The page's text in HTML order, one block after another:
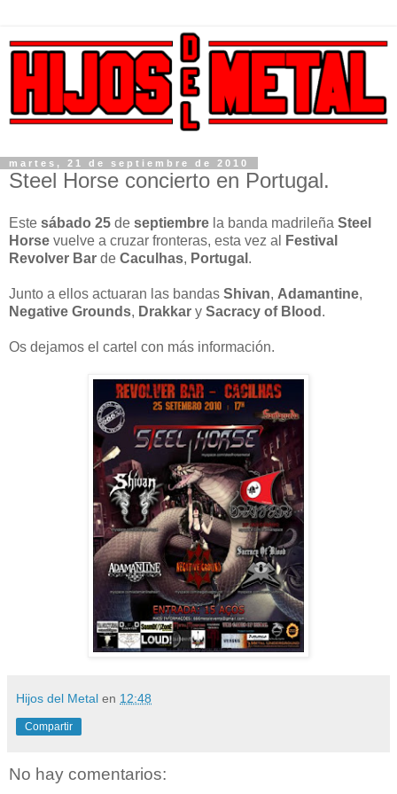
martes, 21 de septiembre de 2010
Steel Horse concierto en Portugal.
Este sábado 25 de septiembre la banda madrileña Steel
Horse vuelve a cruzar fronteras, esta vez al
Festival
Revolver Bar de Caculhas, Portugal .
Junto a ellos actuaran las bandas Shivan, Adamantine,
Negative Grounds, Drakkar y Sacracy of Blood .
Os dejamos el cartel con más información.
Hijos del Metal en 12:48
Compartir
No hay comentarios: